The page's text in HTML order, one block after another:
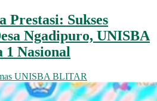
Prestasi: Sukses
Ngadipuro, UNISBA
Nasional
UNISBA BLITAR